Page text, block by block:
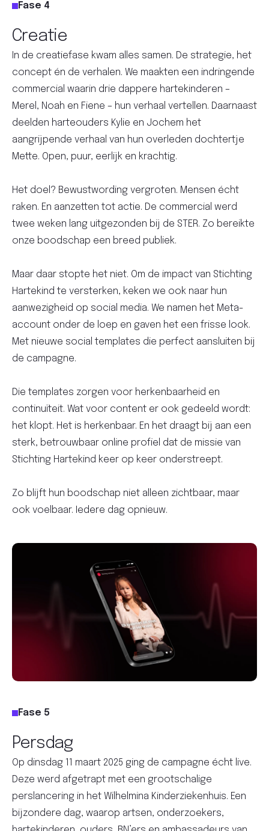
Fase 4
Creatie
In de creatiefase kwam alles samen. De strategie, het
concept én de verhalen. We maakten een indringende
commercial waarin drie dappere hartekinderen –
Merel, Noah en Fiene – hun verhaal vertellen. Daarnaast
deelden harteouders Kylie en Jochem het
aangrijpende verhaal van hun overleden dochtertje
Mette. Open, puur, eerlijk en krachtig.
Het doel? Bewustwording vergroten. Mensen écht
raken. En aanzetten tot actie. De commercial werd
twee weken lang uitgezonden bij de STER. Zo bereikte
onze boodschap een breed publiek.
Maar daar stopte het niet. Om de impact van Stichting
Hartekind te versterken, keken we ook naar hun
aanwezigheid op social media. We namen het Meta-
account onder de loep en gaven het een frisse look.
Met nieuwe social templates die perfect aansluiten bij
de campagne.
Die templates zorgen voor herkenbaarheid en
continuïteit. Wat voor content er ook gedeeld wordt:
het klopt. Het is herkenbaar. En het draagt bij aan een
sterk, betrouwbaar online profiel dat de missie van
Stichting Hartekind keer op keer onderstreept.
Zo blijft hun boodschap niet alleen zichtbaar, maar
ook voelbaar. Iedere dag opnieuw.
Fase 5
Persdag
Op dinsdag 11 maart 2025 ging de campagne écht live.
Deze werd afgetrapt met een grootschalige
perslancering in het Wilhelmina Kinderziekenhuis. Een
bijzondere dag, waarop artsen, onderzoekers,